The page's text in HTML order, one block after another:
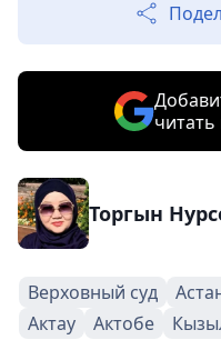
Торгын
Верховный суд
Актау
Актобе